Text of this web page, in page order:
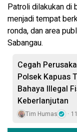
Patroli dilakukan di
menjadi tempat
ronda, dan area
Sabangau.
Cegah
Polsek Kapuas
Bahaya Illegal
Keberlanjutan
Tim Humas